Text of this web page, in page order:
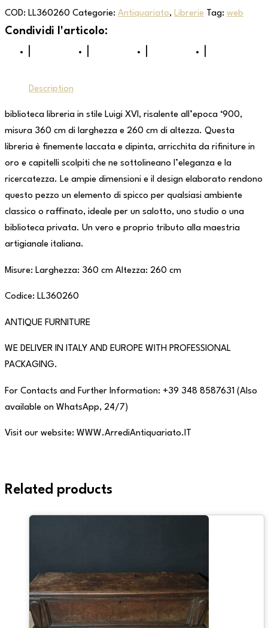
COD: LL360260 Categorie: Antiquariato, Librerie Tag: web
Description
biblioteca libreria in stile Luigi XVI, risalente all’epoca ‘900,
misura 360 cm di larghezza e 260 cm di altezza. Questa
libreria è finemente laccata e dipinta, arricchita da rifiniture in
oro e capitelli scolpiti che ne sottolineano l’eleganza e la
ricercatezza. Le ampie dimensioni e il design elaborato rendono
questo pezzo un elemento di spicco per qualsiasi ambiente
classico o raffinato, ideale per un salotto, uno studio o una
biblioteca privata. Un vero e proprio tributo alla maestria
artigianale italiana.
Misure: Larghezza: 360 cm Altezza: 260 cm
Codice: LL360260
ANTIQUE FURNITURE
WE DELIVER IN ITALY AND EUROPE WITH PROFESSIONAL
PACKAGING.
For Contacts and Further Information: +39 348 8587631 (Also
available on WhatsApp, 24/7)
Visit our website: WWW.ArrediAntiquariato.IT
Related products